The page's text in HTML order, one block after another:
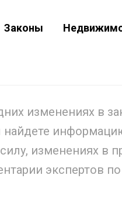
Законы
изменениях в
изменениях в
экспертов